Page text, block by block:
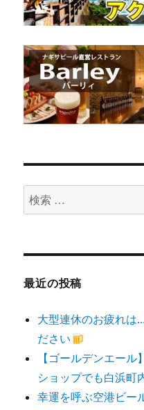
検
索
象:
最近の投稿
大型連休のお疲れ
ださい
【ゴールデンエー
ショップでも白浜町
幸運を呼ぶ空港ビー